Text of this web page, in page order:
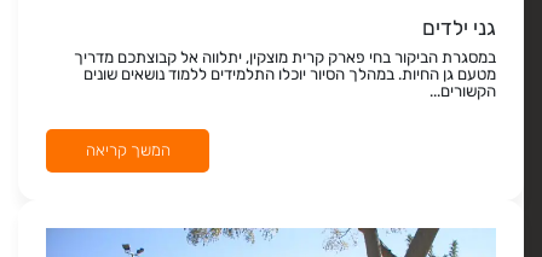
גני ילדים
במסגרת הביקור בחי פארק קרית מוצקין, יתלווה אל קבוצתכם מדריך
מטעם גן החיות. במהלך הסיור יוכלו התלמידים ללמוד נושאים שונים
הקשורים...
המשך קריאה